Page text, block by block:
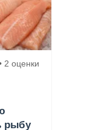
2 оценки
рыбу